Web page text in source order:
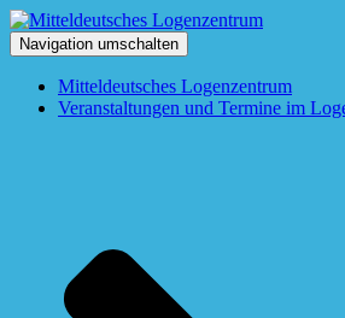
Navigation umschalten
Mitteldeutsches Logenzentrum
Veranstaltungen und Termine im